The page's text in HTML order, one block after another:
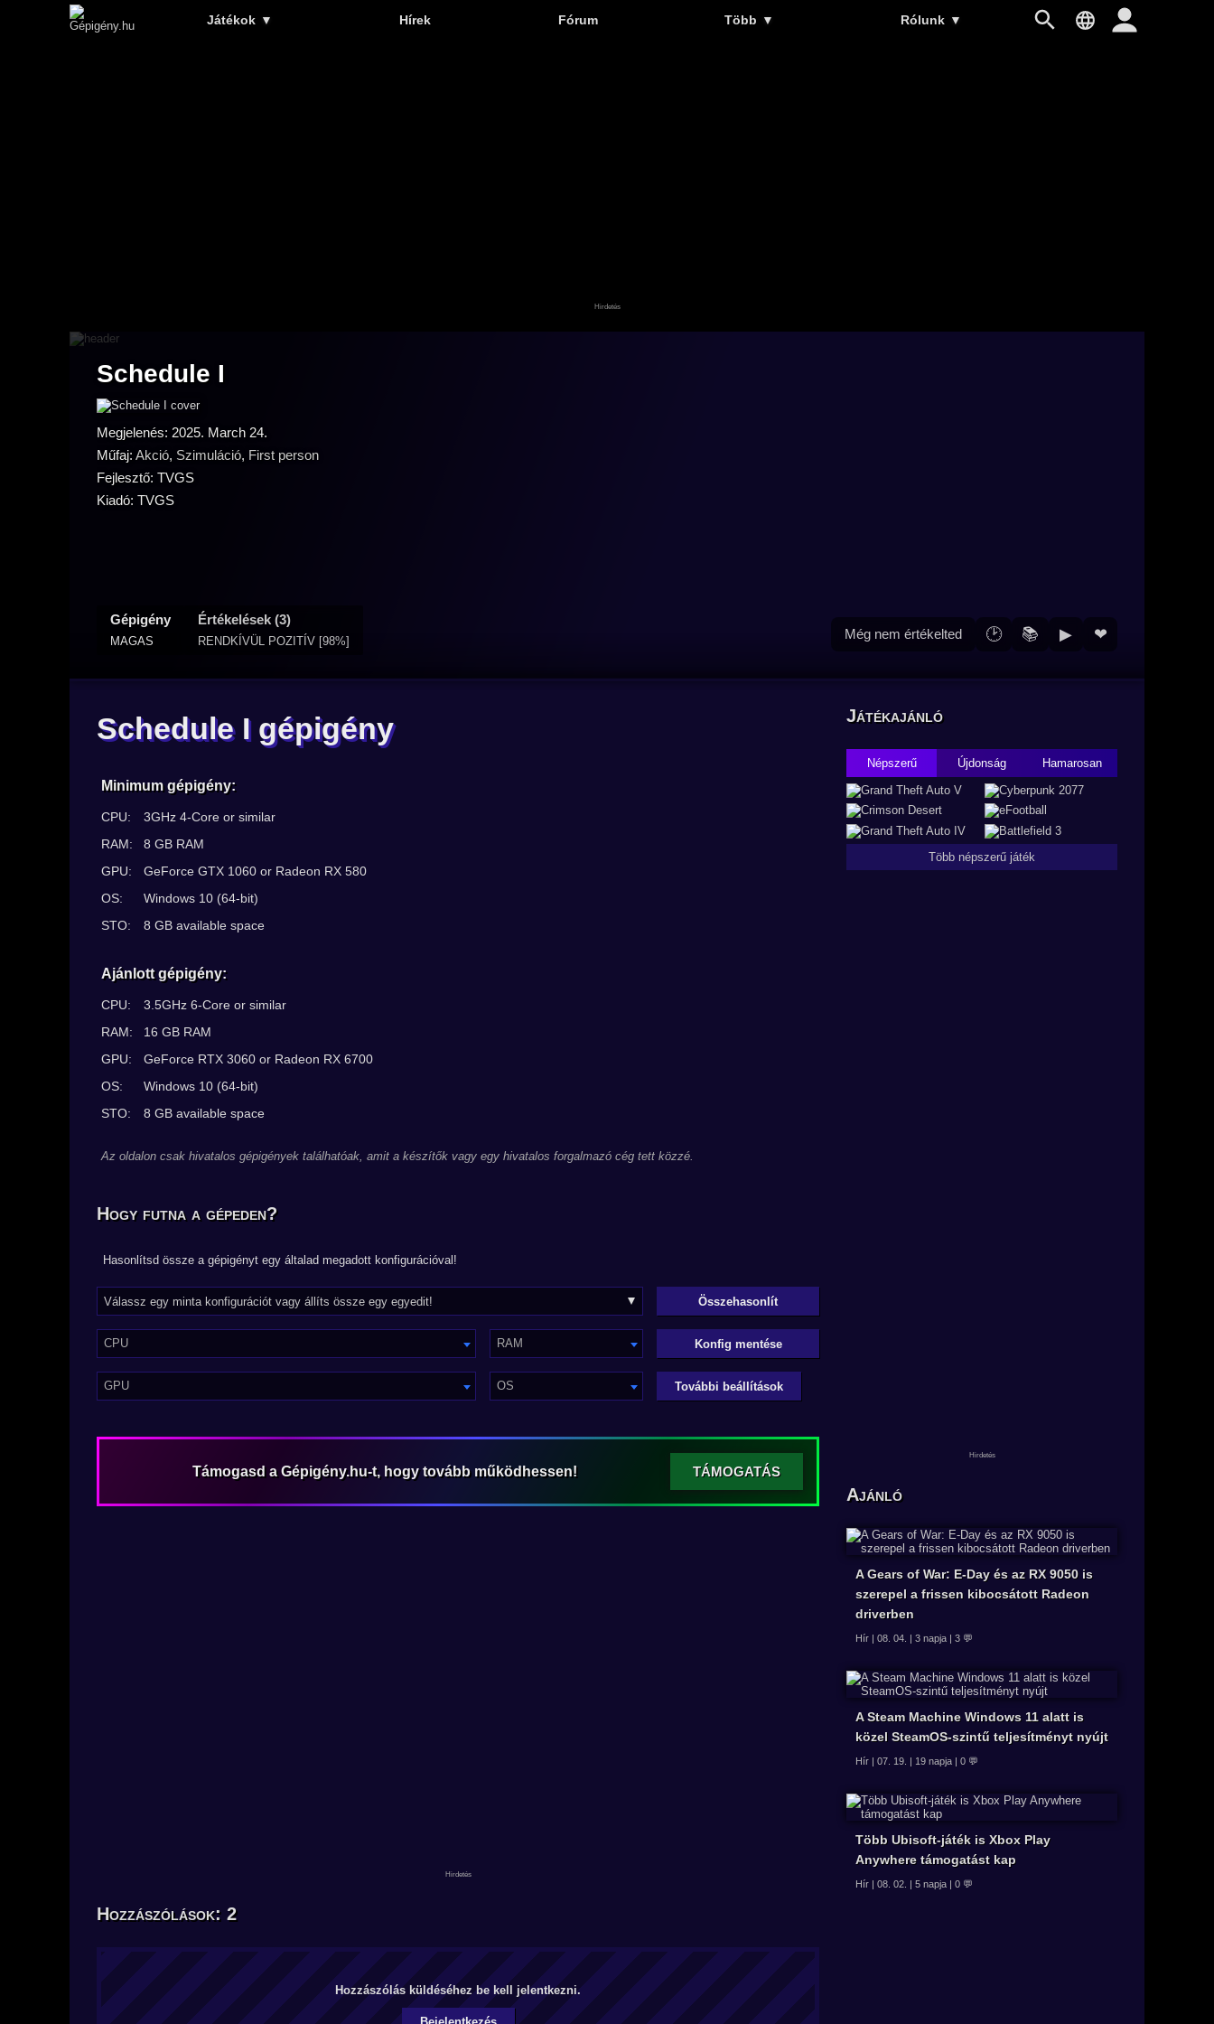
Játékok ▼ Hírek Fórum Több ▼ Rólunk ▼
Schedule I
Megjelenés: 2025. March 24.
Műfaj: Akció, Szimuláció, First person
Fejlesztő: TVGS
Kiadó: TVGS
Gépigény
MAGAS
Értékelések (3)
RENDKÍVÜL POZITÍV [98%] Még nem értékelted 🕑 📚 ▶ ❤
Schedule I gépigény
Minimum gépigény:
CPU:
3GHz 4-Core or similar
RAM:
8 GB RAM
GPU:
GeForce GTX 1060 or Radeon RX 580
OS:
Windows 10 (64-bit)
STO:
8 GB available space
Ajánlott gépigény:
CPU:
3.5GHz 6-Core or similar
RAM:
16 GB RAM
GPU:
GeForce RTX 3060 or Radeon RX 6700
OS:
Windows 10 (64-bit)
STO:
8 GB available space
Az oldalon csak hivatalos gépigények találhatóak, amit a készítők vagy egy hivatalos forgalmazó cég tett közzé.
Hogy futna a gépeden?
Hasonlítsd össze a gépigényt egy általad megadott konfigurációval!
CPU RAM
GPU OS
Konfig mentése
További beállítások
Támogasd a Gépigény.hu-t, hogy tovább működhessen! TÁMOGATÁS
Hozzászólások: 2
Hozzászólás küldéséhez be kell jelentkezni.
Játékajánló
Népszerű Újdonság Hamarosan
Több népszerű játék
Ajánló
A Gears of War: E-Day és az RX 9050 is
szerepel a frissen kibocsátott Radeon
driverben
Hír | 08. 04. | 3 napja | 3 💬
A Steam Machine Windows 11 alatt is
közel SteamOS-szintű teljesítményt nyújt
Hír | 07. 19. | 19 napja | 0 💬
Több Ubisoft-játék is Xbox Play
Anywhere támogatást kap
Hír | 08. 02. | 5 napja | 0 💬